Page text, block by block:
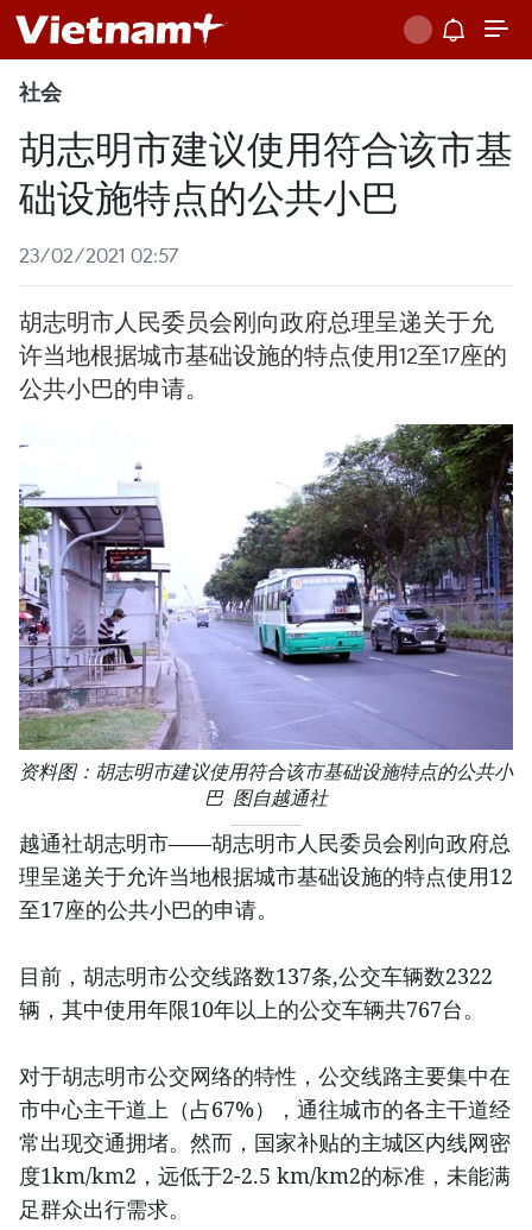
社会
胡志明市建议使用符合该市基
础设施特点的公共小巴
23/02/2021 02:57
胡志明市人民委员会刚向政府总理呈递关于允
许当地根据城市基础设施的特点使用12至17座的
公共小巴的申请。
资料图：胡志明市建议使用符合该市基础设施特点的公共小
巴 图自越通社
越通社胡志明市——胡志明市人民委员会刚向政府总
理呈递关于允许当地根据城市基础设施的特点使用12
至17座的公共小巴的申请。
目前，胡志明市公交线路数137条,公交车辆数2322
辆，其中使用年限10年以上的公交车辆共767台。
对于胡志明市公交网络的特性，公交线路主要集中在
市中心主干道上（占67%），通往城市的各主干道经
常出现交通拥堵。然而，国家补贴的主城区内线网密
度1km/km2，远低于2-2.5 km/km2的标准，未能满
足群众出行需求。